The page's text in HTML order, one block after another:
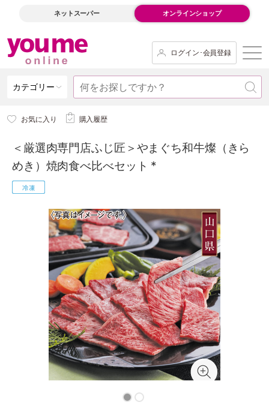
ネットスーパー オンラインショップ
ログイン･会員登録
カテゴリー
お気に入り 購入履歴
＜厳選肉専門店ふじ匠＞やまぐち和牛燦（きら
めき）焼肉食べ比べセット *